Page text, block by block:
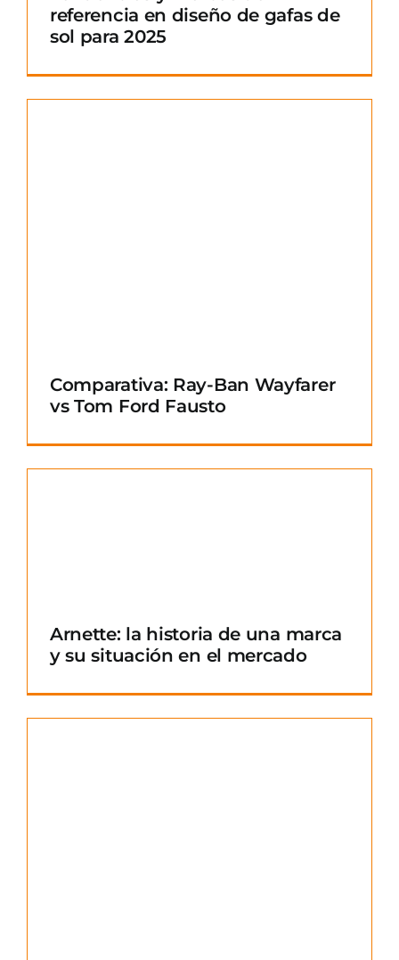
referencia en diseño de gafas de
sol para 2025
Comparativa: Ray-Ban Wayfarer
vs Tom Ford Fausto
Arnette: la historia de una marca
y su situación en el mercado